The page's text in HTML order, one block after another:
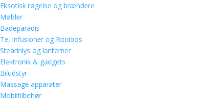
Eksotisk røgelse og brændere
Møbler
Badeparadis
Te, infusioner og Rooibos
Stearinlys og lanterner
Elektronik & gadgets
Biludstyr
Massage apparater
Mobiltilbehør